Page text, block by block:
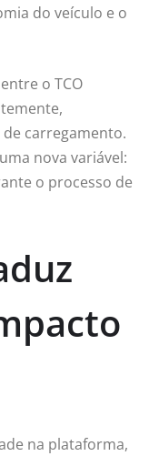
do veículo e o
o TCO
carregamento.
nova variável:
o processo de
na plataforma,